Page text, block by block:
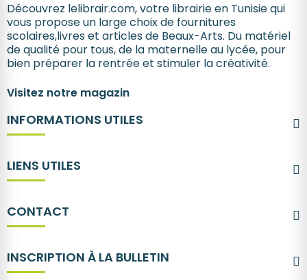
Découvrez lelibrair.com, votre librairie en Tunisie qui
vous propose un large choix de fournitures
scolaires,livres et articles de Beaux-Arts. Du matériel
de qualité pour tous, de la maternelle au lycée, pour
bien préparer la rentrée et stimuler la créativité.
Visitez notre magazin
INFORMATIONS UTILES
LIENS UTILES
CONTACT
INSCRIPTION À LA BULLETIN